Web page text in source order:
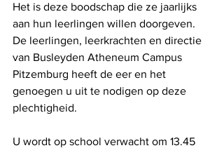
Het is deze boodschap die ze jaarlijks
aan hun leerlingen willen doorgeven.
De leerlingen, leerkrachten en directie
van Busleyden Atheneum Campus
Pitzemburg heeft de eer en het
genoegen u uit te nodigen op deze
plechtigheid.
U wordt op school verwacht om 13.45